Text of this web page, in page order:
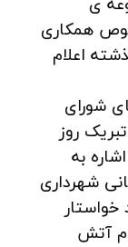
ی
همکاری
اعلام
شورای
روز
به
شهرداری
آتش